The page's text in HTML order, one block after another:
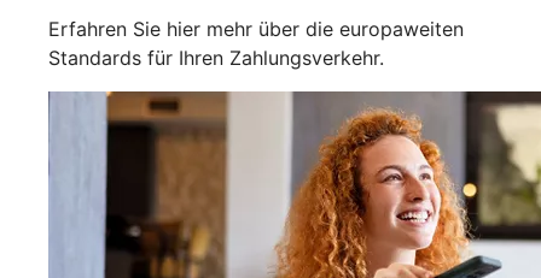
Erfahren Sie hier mehr über die europaweiten
Standards für Ihren Zahlungsverkehr.